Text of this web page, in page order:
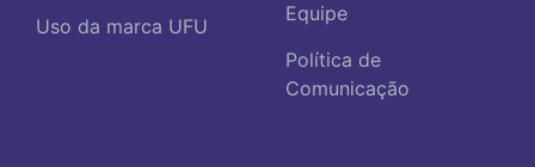
Uso da marca UFU
Equipe
Política de
Comunicação